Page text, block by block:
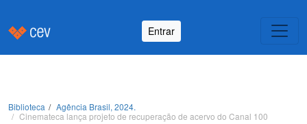
Entrar
Biblioteca
Agência Brasil, 2024.
Cinemateca lança projeto de recuperação de acervo do Canal 100